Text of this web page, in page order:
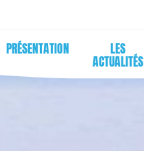
PRÉSENTATION LES
ACTUALITÉS